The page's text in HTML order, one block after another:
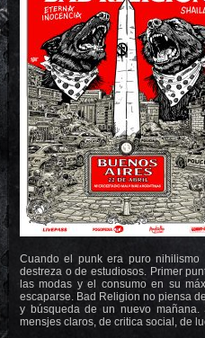
Cuando el punk era puro
destreza o de estudiosos. Primer
las modas y el consumo en su
escaparse. Bad Religion no piensa
y búsqueda de un nuevo mañana.
mensjes claros, de critica social, de